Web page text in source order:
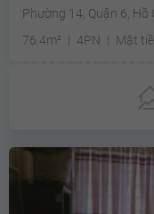
Phường 14, Quận 6, Hồ
76.4m²
4PN Mặt